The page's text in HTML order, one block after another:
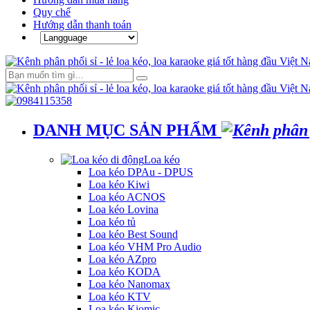
Quy chế
Hướng dẫn thanh toán
DANH MỤC SẢN PHẨM
Loa kéo
Loa kéo DPAu - DPUS
Loa kéo Kiwi
Loa kéo ACNOS
Loa kéo Lovina
Loa kéo tủ
Loa kéo Best Sound
Loa kéo VHM Pro Audio
Loa kéo AZpro
Loa kéo KODA
Loa kéo Nanomax
Loa kéo KTV